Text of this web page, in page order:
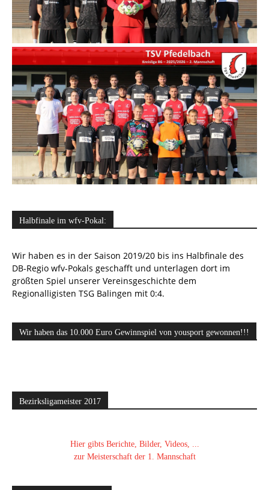
Halbfinale im wfv-Pokal:
Wir haben es in der Saison 2019/20 bis ins Halbfinale des
DB-Regio wfv-Pokals geschafft und unterlagen dort im
größten Spiel unserer Vereinsgeschichte dem
Regionalligisten TSG Balingen mit 0:4.
Wir haben das 10.000 Euro Gewinnspiel von yousport gewonnen!!!
Bezirksligameister 2017
Hier gibts Berichte, Bilder, Videos, ...
zur Meisterschaft der 1. Mannschaft